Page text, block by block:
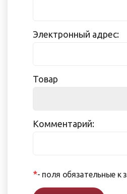
Электронный адрес:
Товар
Комментарий:
*- поля обязательные к